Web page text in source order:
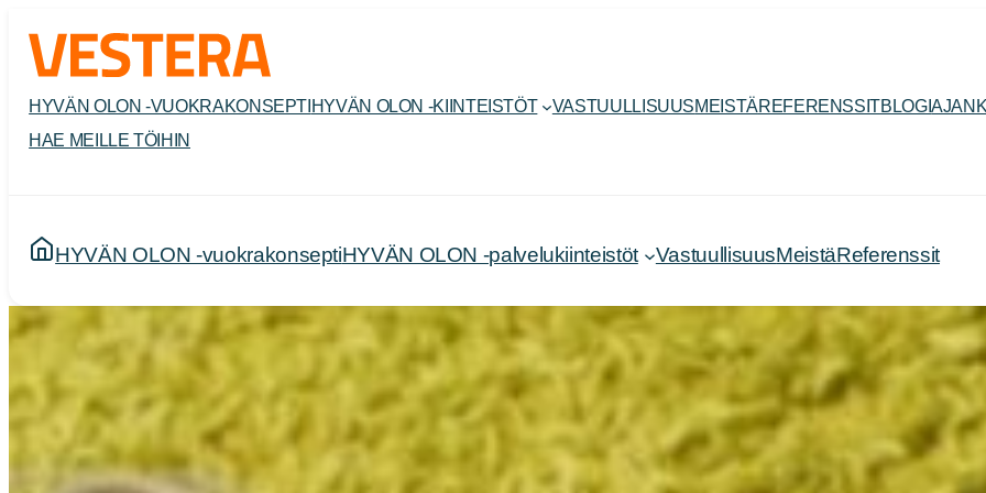
sisältöön
HYVÄN OLON -VUOKRAKONSEPTI HYVÄN OLON -KIINTEISTÖT VASTUULLISUUSMEISTÄREFERENSSITBLOGI
HAE MEILLE TÖIHIN
HYVÄN OLON -vuokrakonseptiHYVÄN OLON -palvelukiinteistöt VastuullisuusMeistäReferenssit